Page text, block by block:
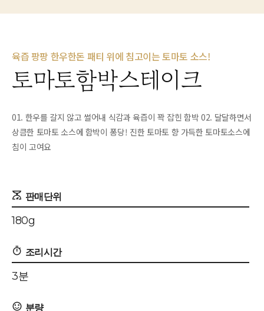
육즙 팡팡 한우한돈 패티 위에 침고이는 토마토 소스!
토마토함박스테이크
01. 한우를 갈지 않고 썰어내 식감과 육즙이 꽉 잡힌 함박 02. 달달하면서
상큼한 토마토 소스에 함박이 퐁당! 진한 토마토 향 가득한 토마토소스에
침이 고여요
180g
3분